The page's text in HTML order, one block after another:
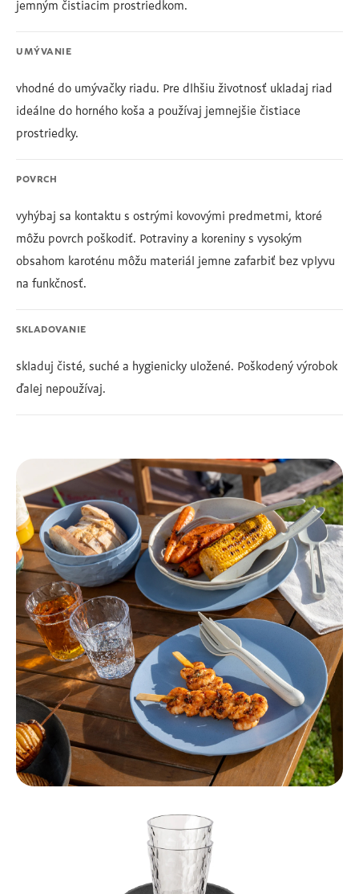
jemným čistiacim prostriedkom.
UMÝVANIE
vhodné do umývačky riadu. Pre dlhšiu životnosť ukladaj riad
ideálne do horného koša a používaj jemnejšie čistiace
prostriedky.
POVRCH
vyhýbaj sa kontaktu s ostrými kovovými predmetmi, ktoré
môžu povrch poškodiť. Potraviny a koreniny s vysokým
obsahom karoténu môžu materiál jemne zafarbiť bez vplyvu
na funkčnosť.
SKLADOVANIE
skladuj čisté, suché a hygienicky uložené. Poškodený výrobok
ďalej nepoužívaj.